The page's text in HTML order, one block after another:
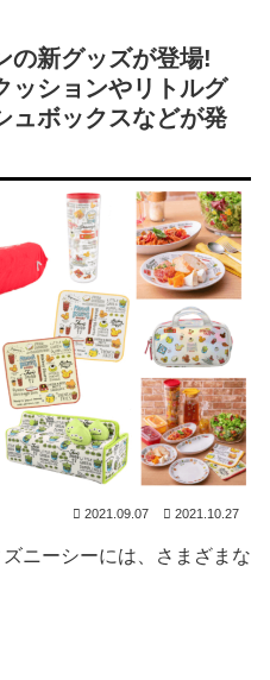
の新グッズが登場!
ッションやリトルグ
ュボックスなどが発
2021.09.07 2021.10.27
ニーシーには、さまざまな